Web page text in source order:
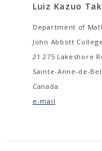
Luiz Kazuo
Department of
John Abbott College
21 275 Lakeshore
Sainte-Anne-de-
Canada
e-mail